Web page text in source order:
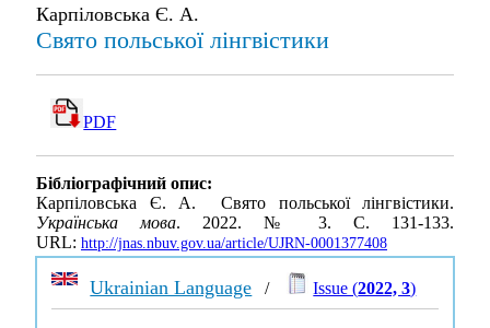
Карпіловська Є. А.
Свято польської лінгвістики
PDF
Бібліографічний опис:
Карпіловська Є. А. Свято польської лінгвістики.
Українська мова. 2022. № 3. С. 131-133.
URL: http://jnas.nbuv.gov.ua/article/UJRN-0001377408
Ukrainian Language / Issue (2022, 3)